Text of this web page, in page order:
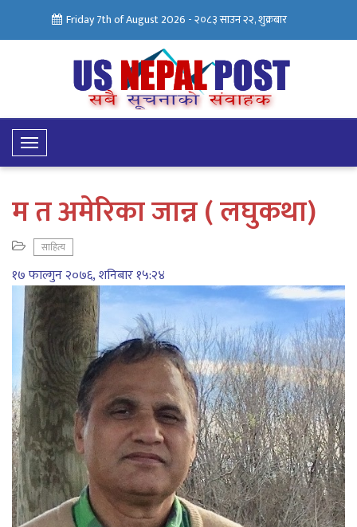
Friday 7th of August 2026 -२०८३ साउन २२, शुक्रबार
Toggle
Navigation
म त अमेरिका जान्न ( लघुकथा)
साहित्य
१७ फाल्गुन २०७६, शनिबार १५:२४